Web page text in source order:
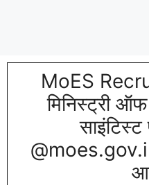
MoES
मिनिस्ट्री
साइंटिस्ट